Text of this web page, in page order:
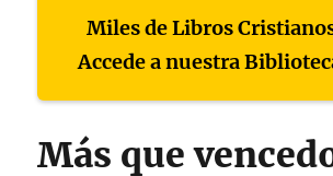
Miles de Libros
Accede a nuestra
Más que